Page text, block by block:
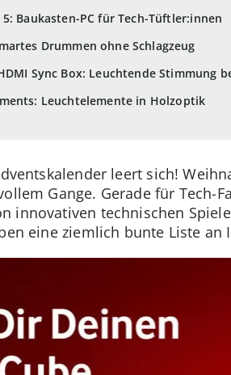
Baukasten-PC für Tech-Tüftler:innen
Drummen ohne Schlagzeug
Sync Box: Leuchtende Stimmung
Leuchtelemente in Holzoptik
leert sich!
Gange. Gerade für Tech-
innovativen technischen
eine ziemlich bunte Liste an